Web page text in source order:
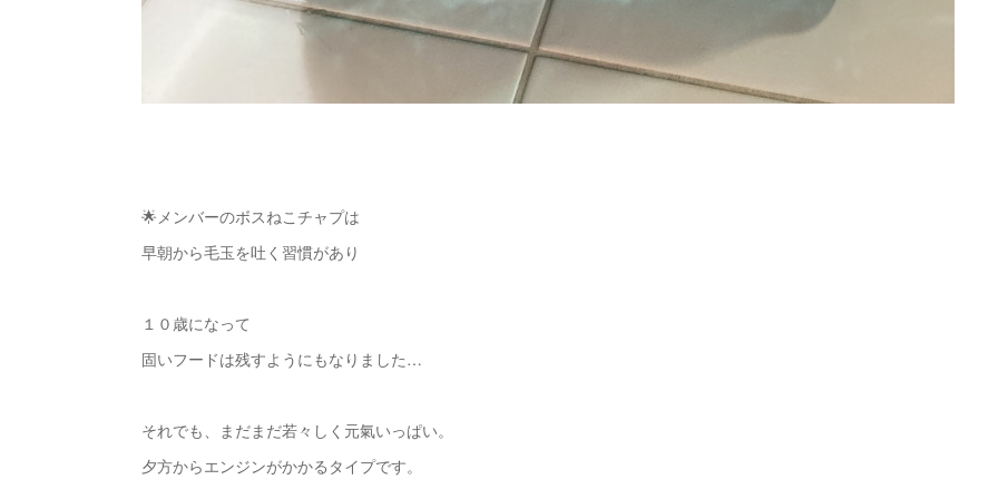
🌟メンバーのボスねこチャプは
早朝から毛玉を吐く習慣があり
１０歳になって
固いフードは残すようにもなりました…
それでも、まだまだ若々しく元氣いっぱい。
夕方からエンジンがかかるタイプです。